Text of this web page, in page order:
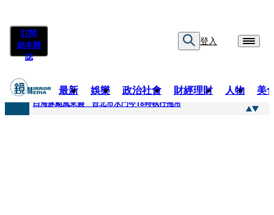
訂閱
紙本雜
誌
登入
最新 娛樂 政治社會 財經理財 人物 美
快訊
白海豚颱風來襲 台北市水門今18時執行拖吊